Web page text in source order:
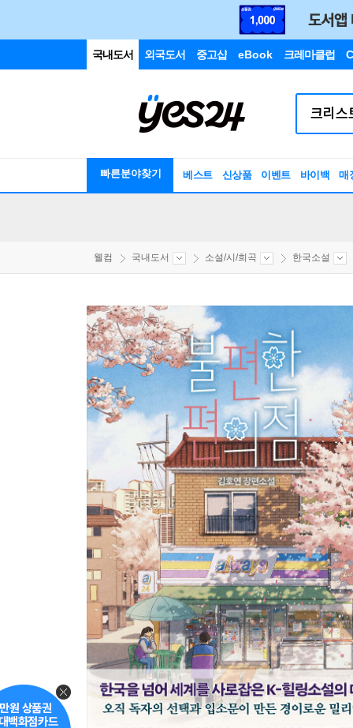
국내도서 외국도서 중고샵 eBook 크레마클럽
빠른분야찾기 베스트 신상품 이벤트 바이백 매
웰컴 국내도서 소설/시/희곡 한국소설